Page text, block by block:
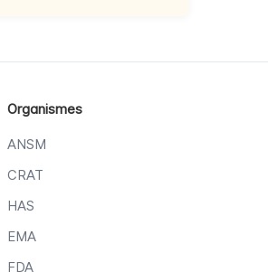
Organismes
ANSM
CRAT
HAS
EMA
FDA